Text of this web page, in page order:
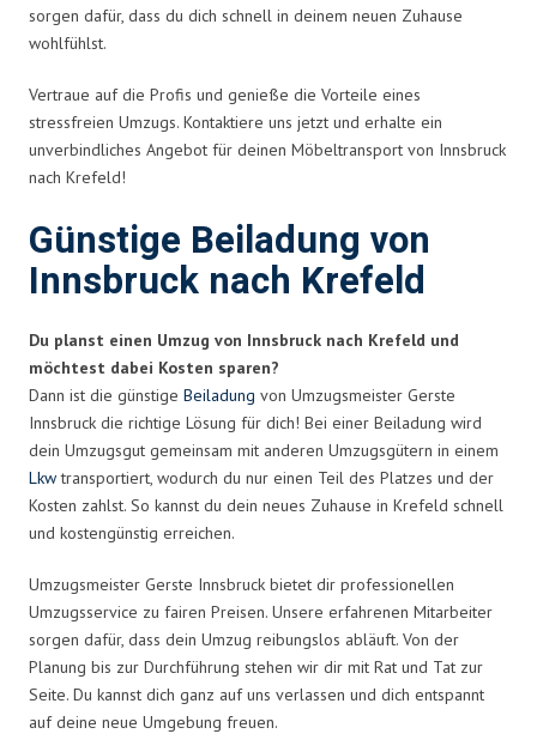
sorgen dafür, dass du dich schnell in deinem neuen Zuhause
wohlfühlst.
Vertraue auf die Profis und genieße die Vorteile eines
stressfreien Umzugs. Kontaktiere uns jetzt und erhalte ein
unverbindliches Angebot für deinen Möbeltransport von Innsbruck
nach Krefeld!
Günstige Beiladung von
Innsbruck nach Krefeld
Du planst einen Umzug von Innsbruck nach Krefeld und
möchtest dabei Kosten sparen?
Dann ist die günstige Beiladung von Umzugsmeister Gerste
Innsbruck die richtige Lösung für dich! Bei einer Beiladung wird
dein Umzugsgut gemeinsam mit anderen Umzugsgütern in einem
Lkwtransportiert, wodurch du nur einen Teil des Platzes und der
Kosten zahlst. So kannst du dein neues Zuhause in Krefeld schnell
und kostengünstig erreichen.
Umzugsmeister Gerste Innsbruck bietet dir professionellen
Umzugsservice zu fairen Preisen. Unsere erfahrenen Mitarbeiter
sorgen dafür, dass dein Umzug reibungslos abläuft. Von der
Planung bis zur Durchführung stehen wir dir mit Rat und Tat zur
Seite. Du kannst dich ganz auf uns verlassen und dich entspannt
auf deine neue Umgebung freuen.